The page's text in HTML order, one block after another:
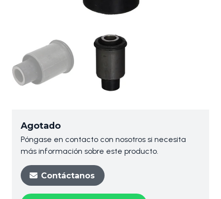
Agotado
Póngase en contacto con nosotros si necesita
más información sobre este producto.
Contáctanos